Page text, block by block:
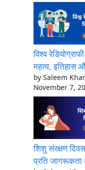
विश्व
महत्व, इतिहास
by Saleem
November 7,
शिशु संरक्षण
प्रति जागरूकता